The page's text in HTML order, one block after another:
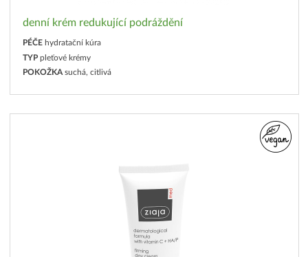
denní krém redukující podráždění
PÉČE hydratační kúra
TYP pleťové krémy
POKOŽKA suchá, citlivá